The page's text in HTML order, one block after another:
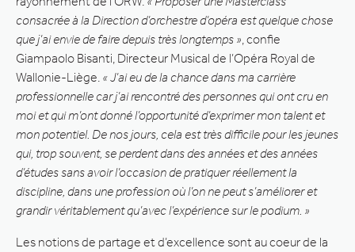
consacrée à la Direction d’orchestre d’opéra est quelque chose
que j’ai envie de faire depuis très longtemps » , confie
Giampaolo Bisanti, Directeur Musical de l’Opéra Royal de
Wallonie-Liège. « J’ai eu de la chance dans ma carrière
professionnelle car j’ai rencontré des personnes qui ont cru en
moi et qui m’ont donné l’opportunité d’exprimer mon talent et
mon potentiel. De nos jours, cela est très difficile pour les jeunes
qui, trop souvent, se perdent dans des années et des années
d’études sans avoir l’occasion de pratiquer réellement la
discipline, dans une profession où l’on ne peut s’améliorer et
grandir véritablement qu’avec l’expérience sur le podium. »
Les notions de partage et d’excellence sont au coeur de la